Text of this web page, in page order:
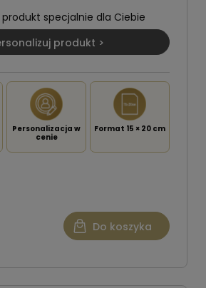
specjalnie dla Ciebie
produkt >
Personalizacja w
cenie
Format 15 × 20 cm
Do koszyka